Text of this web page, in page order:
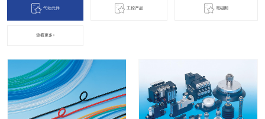
气动元件 工控产品 電磁閞
查看更多+